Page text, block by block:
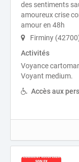
des sentiments
amoureux crise
amour en 48h
Firminy
Activités
Voyance
Voyant medium.
Accès aux